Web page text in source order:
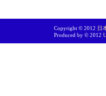
Copyright © 2012 日
Produced by © 2012